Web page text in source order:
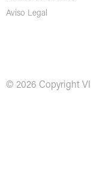
Aviso Legal
© 2026 Copyright